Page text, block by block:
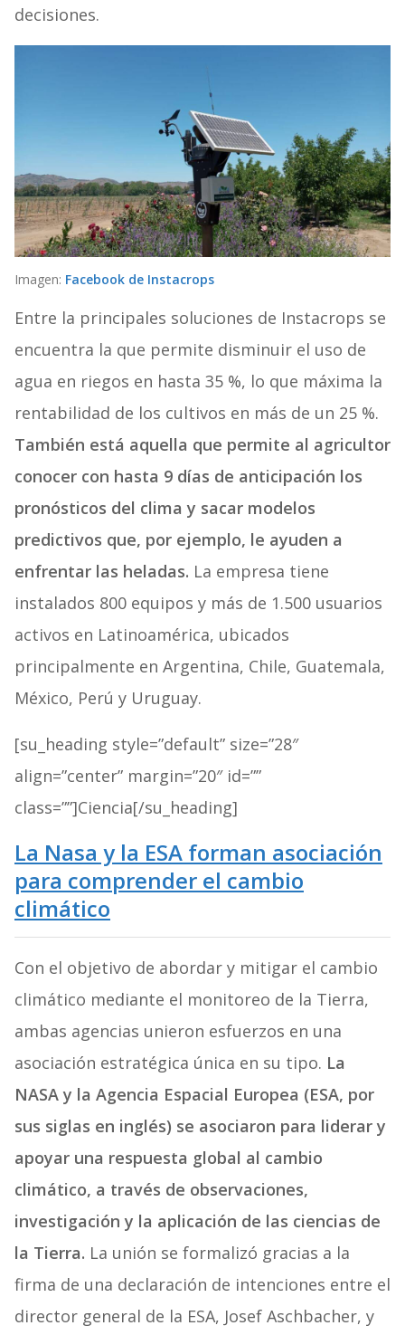
decisiones.
Imagen: Facebook de Instacrops
Entre la principales soluciones de Instacrops se
encuentra la que permite disminuir el uso de
agua en riegos en hasta 35 %, lo que máxima la
rentabilidad de los cultivos en más de un 25 %.
También está aquella que permite al agricultor
conocer con hasta 9 días de anticipación los
pronósticos del clima y sacar modelos
predictivos que, por ejemplo, le ayuden a
enfrentar las heladas. La empresa tiene
instalados 800 equipos y más de 1.500 usuarios
activos en Latinoamérica, ubicados
principalmente en Argentina, Chile, Guatemala,
México, Perú y Uruguay.
[su_heading style=”default” size=”28″
align=”center” margin=”20″ id=””
class=””]Ciencia[/su_heading]
La Nasa y la ESA forman asociación
para comprender el cambio
climático
Con el objetivo de abordar y mitigar el cambio
climático mediante el monitoreo de la Tierra,
ambas agencias unieron esfuerzos en una
asociación estratégica única en su tipo. La
NASA y la Agencia Espacial Europea (ESA, por
sus siglas en inglés) se asociaron para liderar y
apoyar una respuesta global al cambio
climático, a través de observaciones,
investigación y la aplicación de las ciencias de
la Tierra. La unión se formalizó gracias a la
firma de una declaración de intenciones entre el
director general de la ESA, Josef Aschbacher, y